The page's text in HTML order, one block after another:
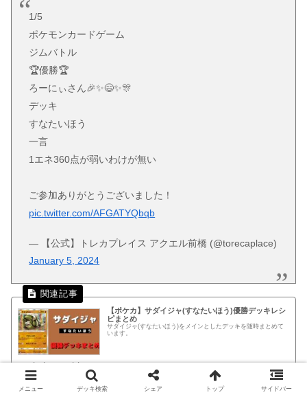
1/5
ポケモンカードゲーム
ジムバトル
🏆️優勝🏆️
ろーにぃさん🎉✨😄✨🎊
デッキ
すなたいほう
一言
1エネ360点が弱いわけが無い
ご参加ありがとうございました！
pic.twitter.com/AFGATYQbqb
— 【公式】トレカプレイス アクエル前橋 (@torecaplace)
January 5, 2024
【ポケカ】サダイジャ(すなたいほう)優勝デッキレシ
ピまとめ
サダイジャ(すなたいほう)をメインとしたデッキを随時まとめて
います。
pokekameshi.com
メニュー デッキ検索 シェア トップ サイドバー